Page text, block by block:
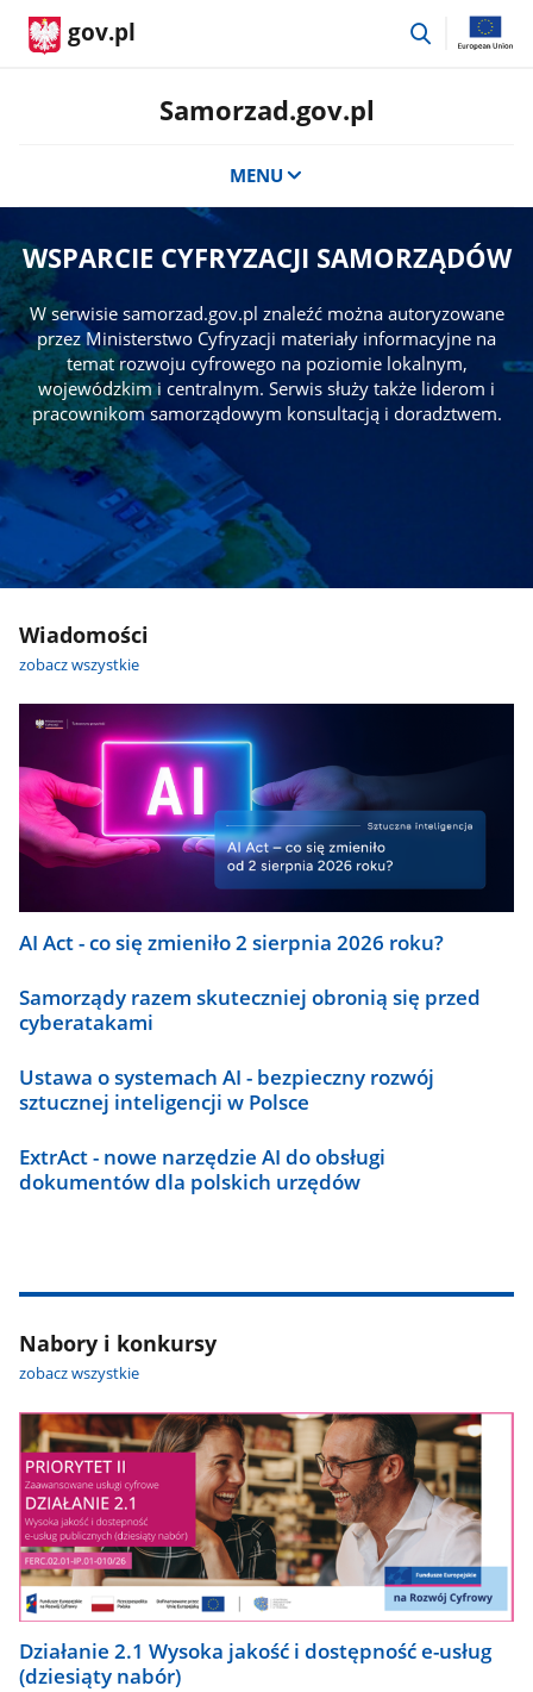
gov.pl
przejdź
Samorzad.gov.pl
MENU
WSPARCIE CYFRYZACJI SAMORZĄDÓW
W serwisie samorzad.gov.pl znaleźć można autoryzowane
przez Ministerstwo Cyfryzacji materiały informacyjne na
temat rozwoju cyfrowego na poziomie lokalnym,
wojewódzkim i centralnym. Serwis służy także liderom i
pracownikom samorządowym konsultacją i doradztwem.
Wiadomości
zobacz wszystkie
AI Act - co się zmieniło 2 sierpnia 2026 roku?
Samorządy razem skuteczniej obronią się przed
cyberatakami
Ustawa o systemach AI - bezpieczny rozwój
sztucznej inteligencji w Polsce
ExtrAct - nowe narzędzie AI do obsługi
dokumentów dla polskich urzędów
Nabory i konkursy
zobacz wszystkie
Działanie 2.1 Wysoka jakość i dostępność e-usług
(dziesiąty nabór)